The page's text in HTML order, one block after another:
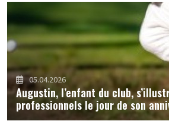
05.04.2026
Augustin, l’enfant du club,
professionnels le jour de son